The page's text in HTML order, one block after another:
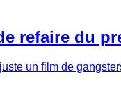
refaire du